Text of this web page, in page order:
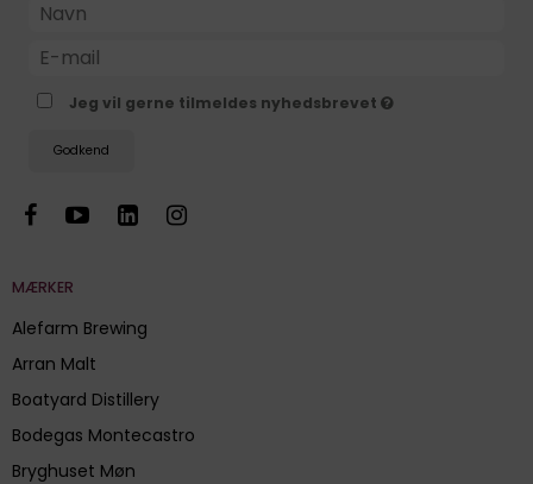
Jeg vil gerne tilmeldes nyhedsbrevet
Godkend
MÆRKER
Alefarm Brewing
Arran Malt
Boatyard Distillery
Bodegas Montecastro
Bryghuset Møn